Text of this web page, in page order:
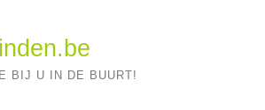
BIJ U IN DE BUURT!